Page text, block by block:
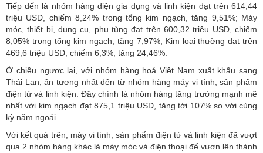
Tiếp đến là nhóm hàng điện gia dụng và linh kiện đạt trên 614,44
triệu USD, chiếm 8,24% trong tổng kim ngạch, tăng 9,51%; Máy
móc, thiết bị, dụng cụ, phụ tùng đạt trên 600,32 triệu USD, chiếm
8,05% trong tổng kim ngạch, tăng 7,97%; Kim loại thường đạt trên
469,6 triệu USD, chiếm 6,3%, tăng 24,46%.
Ở chiều ngược lại, với nhóm hàng hoá Việt Nam xuất khẩu sang
Thái Lan, ấn tượng nhất đến từ nhóm hàng máy vi tính, sản phẩm
điện tử và linh kiện. Đây chính là nhóm hàng tăng trưởng mạnh mẽ
nhất với kim ngạch đạt 875,1 triệu USD, tăng tới 107% so với cùng
kỳ năm ngoái.
Với kết quả trên, máy vi tính, sản phẩm điện tử và linh kiện đã vượt
qua 2 nhóm hàng khác là máy móc và điện thoại để vươn lên thành